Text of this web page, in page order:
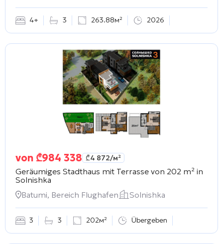
4+ 3 263.88м² 2026
von ₾984 338 ₾4 872/м²
Geräumiges Stadthaus mit Terrasse von 202 m² in
Solnishka
Batumi, Bereich Flughafen
Solnishka
3 3 202м² Übergeben